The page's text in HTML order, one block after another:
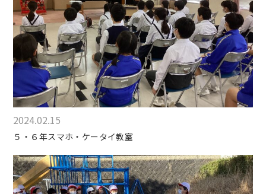
2024.02.15
５・６年スマホ・ケータイ教室